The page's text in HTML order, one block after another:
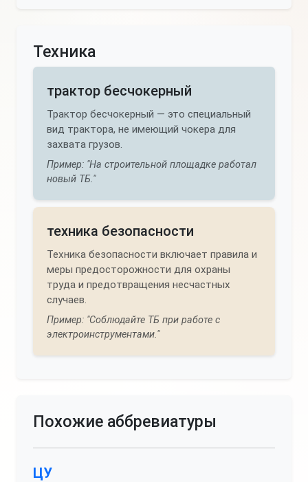
Техника
трактор бесчокерный
Трактор бесчокерный — это специальный
вид трактора, не имеющий чокера для
захвата грузов.
Пример: "На строительной площадке работал
новый ТБ."
техника безопасности
Техника безопасности включает правила и
меры предосторожности для охраны
труда и предотвращения несчастных
случаев.
Пример: "Соблюдайте ТБ при работе с
электроинструментами."
Похожие аббревиатуры
ЦУ